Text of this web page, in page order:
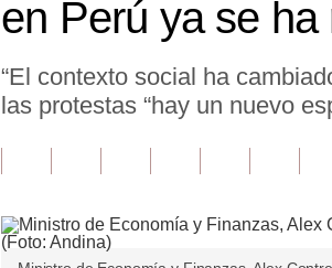
en Perú ya se ha
“El contexto social ha
las protestas “hay un nuevo